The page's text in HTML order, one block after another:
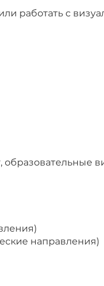
работать с
направления)